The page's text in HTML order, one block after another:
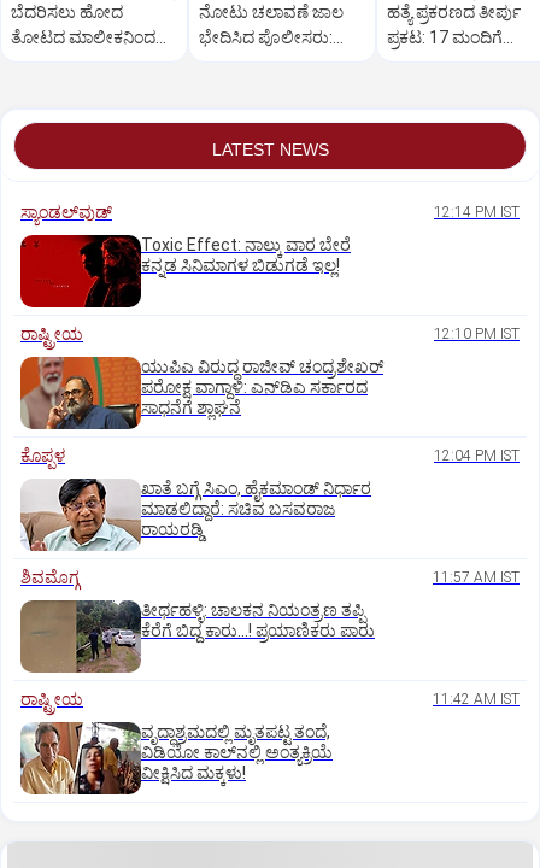
ಬೆದರಿಸಲು ಹೋದ
ತೋಟದ ಮಾಲೀಕನಿಂದ
ನೋಟು ಚಲಾವಣೆ ಜಾಲ
ಭೇದಿಸಿದ ಪೊಲೀಸರು:
ಹತ್ಯೆ ಪ್ರಕರಣದ ತೀರ್ಪು
ಪ್ರಕಟ: 17 ಮಂದಿಗೆ
LATEST NEWS
ಸ್ಯಾಂಡಲ್‌ವುಡ್‌ 12:14 PM IST
Toxic Effect: ನಾಲ್ಕು ವಾರ ಬೇರೆ
ಕನ್ನಡ ಸಿನಿಮಾಗಳ ಬಿಡುಗಡೆ ಇಲ್ಲ!
ರಾಷ್ಟ್ರೀಯ 12:10 PM IST
ಯುಪಿಎ ವಿರುದ್ಧ ರಾಜೀವ್ ಚಂದ್ರಶೇಖರ್
ಪರೋಕ್ಷ ವಾಗ್ದಾಳಿ: ಎನ್‌ಡಿಎ ಸರ್ಕಾರದ
ಸಾಧನೆಗೆ ಶ್ಲಾಘನೆ
ಕೊಪ್ಪಳ 12:04 PM IST
ಖಾತೆ ಬಗ್ಗೆ ಸಿಎಂ, ಹೈಕಮಾಂಡ್ ನಿರ್ಧಾರ
ಮಾಡಲಿದ್ದಾರೆ: ಸಚಿವ ಬಸವರಾಜ
ರಾಯರಡ್ಡಿ
ಶಿವಮೊಗ್ಗ 11:57 AM IST
ತೀರ್ಥಹಳ್ಳಿ: ಚಾಲಕನ ನಿಯಂತ್ರಣ ತಪ್ಪಿ
ಕೆರೆಗೆ ಬಿದ್ದ ಕಾರು...! ಪ್ರಯಾಣಿಕರು ಪಾರು
ರಾಷ್ಟ್ರೀಯ 11:42 AM IST
ವೃದ್ಧಾಶ್ರಮದಲ್ಲಿ ಮೃತಪಟ್ಟ ತಂದೆ,
ವಿಡಿಯೋ ಕಾಲ್‌ನಲ್ಲಿ ಅಂತ್ಯಕ್ರಿಯೆ
ವೀಕ್ಷಿಸಿದ ಮಕ್ಕಳು!